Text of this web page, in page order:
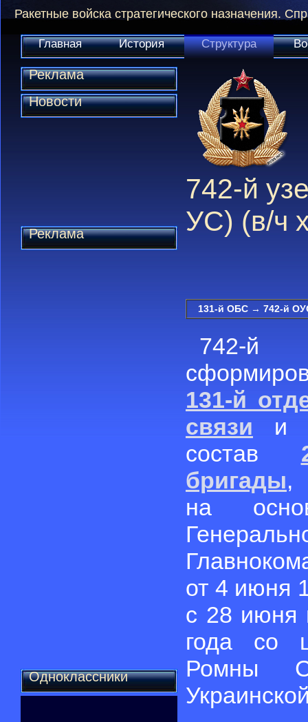
Ракетные войска стратегического назначения.
Главная История Структура
Реклама
Новости
Реклама
Одноклассники
742-й
УС) (в/ч
131-й ОБС → 742-й
742-й
131-й
связи и
состав
бригады,
на
от 4 июня
с 28 июня
года со
Ромны